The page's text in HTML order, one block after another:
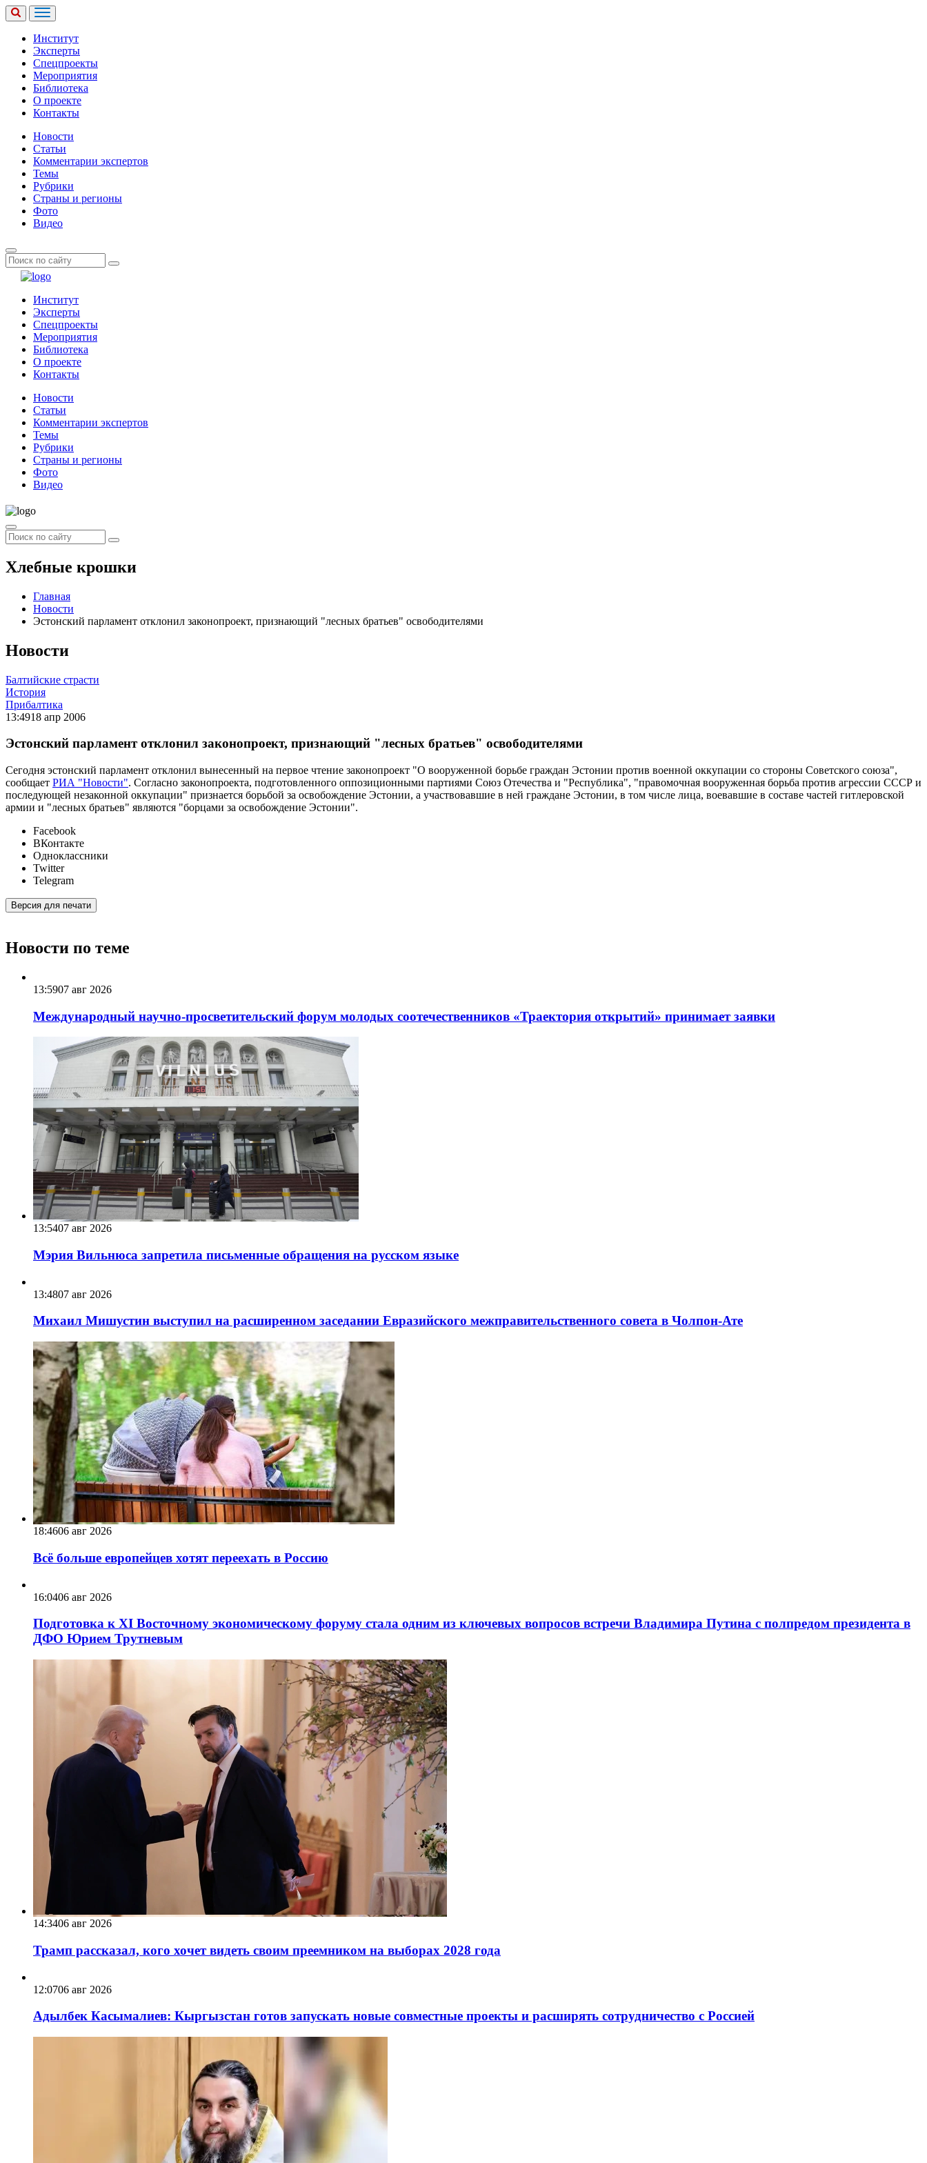
Институт
Эксперты
Спецпроекты
Мероприятия
Библиотека
О проекте
Контакты
Новости
Статьи
Комментарии экспертов
Темы
Рубрики
Страны и регионы
Фото
Видео
Институт
Эксперты
Спецпроекты
Мероприятия
Библиотека
О проекте
Контакты
Новости
Статьи
Комментарии экспертов
Темы
Рубрики
Страны и регионы
Фото
Видео
Хлебные крошки
Главная
Новости
Эстонский парламент отклонил законопроект, признающий "лесных братьев" освободителями
Новости
Балтийские страсти
История
Прибалтика
13:4918 апр 2006
Эстонский парламент отклонил законопроект, признающий "лесных братьев" освободителями
Сегодня эстонский парламент отклонил вынесенный на первое чтение законопроект "О вооруженной борьбе граждан Эстонии против военной оккупации со стороны Советского союза",
сообщает РИА "Новости". Согласно законопроекта, подготовленного оппозиционными партиями Союз Отечества и "Республика", "правомочная вооруженная борьба против агрессии СССР и
последующей незаконной оккупации" признается борьбой за освобождение Эстонии, а участвовавшие в ней граждане Эстонии, в том числе лица, воевавшие в составе частей гитлеровской
армии и "лесных братьев" являются "борцами за освобождение Эстонии".
Facebook
ВКонтакте
Одноклассники
Twitter
Telegram
Версия для печати
Новости по теме
13:5907 авг 2026
Международный научно-просветительский форум молодых соотечественников «Траектория открытий» принимает заявки
13:5407 авг 2026
Мэрия Вильнюса запретила письменные обращения на русском языке
13:4807 авг 2026
Михаил Мишустин выступил на расширенном заседании Евразийского межправительственного совета в Чолпон-Ате
18:4606 авг 2026
Всё больше европейцев хотят переехать в Россию
16:0406 авг 2026
Подготовка к XI Восточному экономическому форуму стала одним из ключевых вопросов встречи Владимира Путина с полпредом президента в
ДФО Юрием Трутневым
14:3406 авг 2026
Трамп рассказал, кого хочет видеть своим преемником на выборах 2028 года
12:0706 авг 2026
Адылбек Касымалиев: Кыргызстан готов запускать новые совместные проекты и расширять сотрудничество с Россией